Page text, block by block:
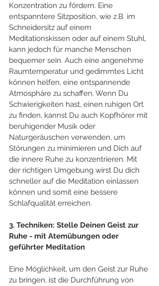
Konzentration zu fördern. Eine
entspanntere Sitzposition, wie z.B. im
Schneidersitz auf einem
Meditationskissen oder auf einem Stuhl,
kann jedoch für manche Menschen
bequemer sein. Auch eine angenehme
Raumtemperatur und gedimmtes Licht
können helfen, eine entspannende
Atmosphäre zu schaffen. Wenn Du
Schwierigkeiten hast, einen ruhigen Ort
zu finden, kannst Du auch Kopfhörer mit
beruhigender Musik oder
Naturgeräuschen verwenden, um
Störungen zu minimieren und Dich auf
die innere Ruhe zu konzentrieren. Mit
der richtigen Umgebung wirst Du dich
schneller auf die Meditation einlassen
können und somit eine bessere
Schlafqualität erreichen.
3. Techniken: Stelle Deinen Geist zur
Ruhe - mit Atemübungen oder
geführter Meditation
Eine Möglichkeit, um den Geist zur Ruhe
zu bringen, ist die Durchführung von